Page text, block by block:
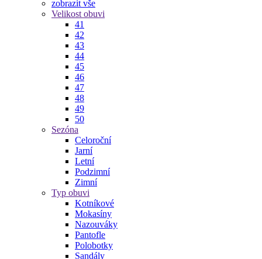
zobrazit vše
Velikost obuvi
41
42
43
44
45
46
47
48
49
50
Sezóna
Celoroční
Jarní
Letní
Podzimní
Zimní
Typ obuvi
Kotníkové
Mokasíny
Nazouváky
Pantofle
Polobotky
Sandály